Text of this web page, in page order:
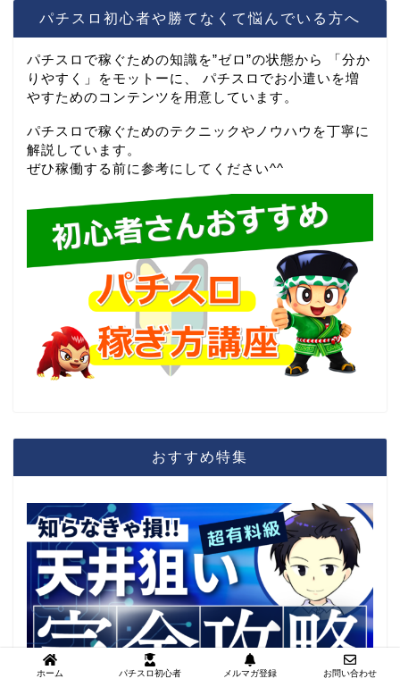
パチスロ初心者や勝てなくて悩んでいる方へ
パチスロで稼ぐための知識を”ゼロ”の状態から 「分か
りやすく」をモットーに、 パチスロでお小遣いを増
やすためのコンテンツを用意しています。
パチスロで稼ぐためのテクニックやノウハウを丁寧に
解説しています。
ぜひ稼働する前に参考にしてください^^
おすすめ特集
ホーム パチスロ初心者 メルマガ登録 お問い合わせ